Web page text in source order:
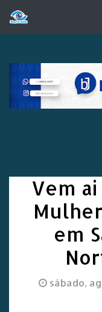
Vem
em
sábado,